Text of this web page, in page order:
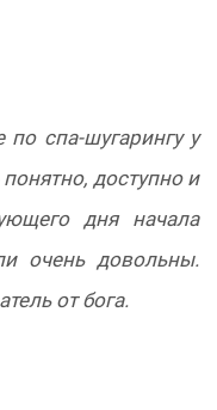
спа-шугарингу у
доступно и
дня начала
очень довольны.
от бога.